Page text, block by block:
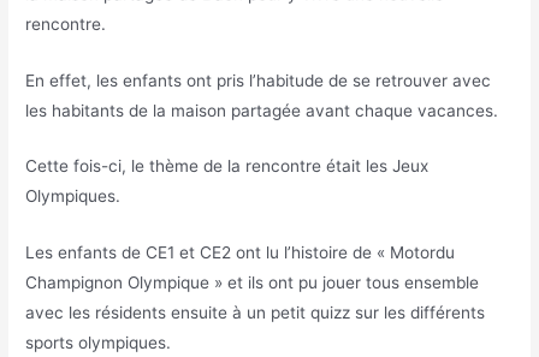
rencontre.
En effet, les enfants ont pris l’habitude de se retrouver avec
les habitants de la maison partagée avant chaque vacances.
Cette fois-ci, le thème de la rencontre était les Jeux
Olympiques.
Les enfants de CE1 et CE2 ont lu l’histoire de « Motordu
Champignon Olympique » et ils ont pu jouer tous ensemble
avec les résidents ensuite à un petit quizz sur les différents
sports olympiques.